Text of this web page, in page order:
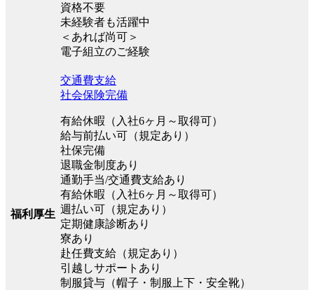
資格不要
未経験者も活躍中
＜あれば尚可＞
電子組立のご経験
福利厚生
交通費支給
社会保険完備
有給休暇（入社6ヶ月～取得可）
給与前払い可（規定あり）
社保完備
退職金制度あり
通勤手当/交通費支給あり
有給休暇（入社6ヶ月～取得可）
週払い可（規定あり）
定期健康診断あり
寮あり
赴任費支給（規定あり）
引越しサポートあり
制服貸与（帽子・制服上下・安全靴）